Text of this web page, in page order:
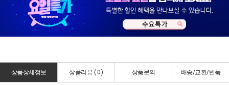
상품상세정보 상품리뷰 ( 0) 상품문의 배송/교환/반품